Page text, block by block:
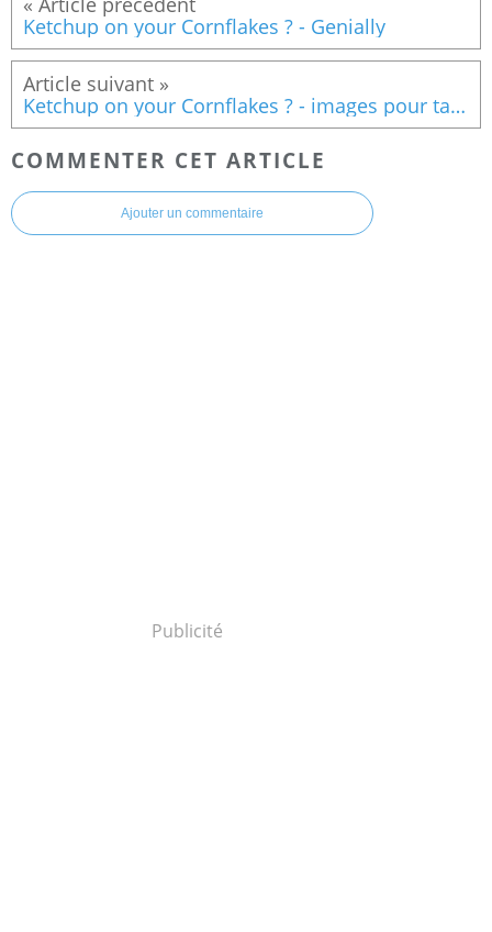
Ketchup on your Cornflakes ? - Genially
Ketchup on your Cornflakes ? - images pour tableau sonore
COMMENTER CET ARTICLE
Ajouter un commentaire
Publicité